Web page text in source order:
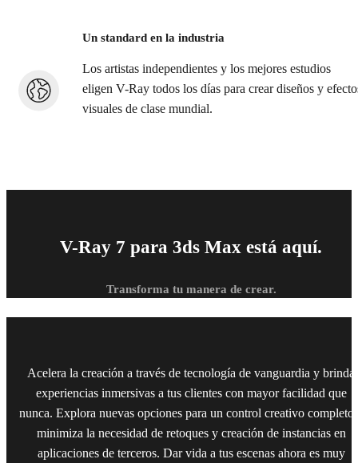
Un standard en la industria
Los artistas independientes y los mejores estudios
eligen V-Ray todos los días para crear diseños y
visuales de clase mundial.
V-Ray 7 para 3ds Max está aquí.
Transforma tu manera de crear.
Acelera la creación a través de tecnología de vanguardia y brinda
experiencias inmersivas a tus clientes con mayor facilidad que
nunca. Explora nuevas opciones para un control creativo completo
minimiza la necesidad de retoques y creación de instancias en
aplicaciones de terceros. Dar vida a tus escenas ahora es muy